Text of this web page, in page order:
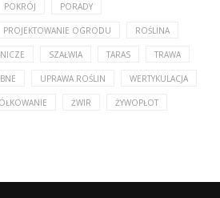
POKRÓJ PORADY
PROJEKTOWANIE OGRODU ROŚLINA
SZAŁWIA TARAS TRAWA
UPRAWA ROŚLIN WERTYKULACJA
ŻWIR ŻYWOPŁOT